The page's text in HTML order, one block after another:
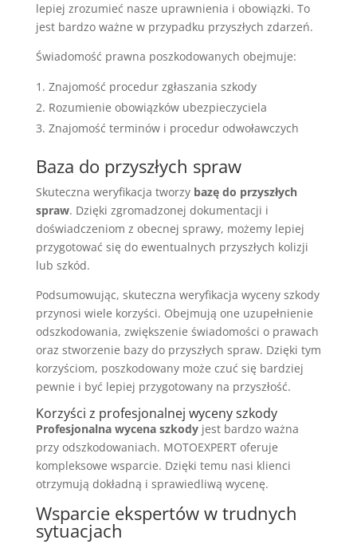
lepiej zrozumieć nasze uprawnienia i obowiązki. To
jest bardzo ważne w przypadku przyszłych zdarzeń.
Świadomość prawna poszkodowanych obejmuje:
Znajomość procedur zgłaszania szkody
Rozumienie obowiązków ubezpieczyciela
Znajomość terminów i procedur odwoławczych
Baza do przyszłych spraw
Skuteczna weryfikacja tworzy bazę do przyszłych
spraw. Dzięki zgromadzonej dokumentacji i
doświadczeniom z obecnej sprawy, możemy lepiej
przygotować się do ewentualnych przyszłych kolizji
lub szkód.
Podsumowując, skuteczna weryfikacja wyceny szkody
przynosi wiele korzyści. Obejmują one uzupełnienie
odszkodowania, zwiększenie świadomości o prawach
oraz stworzenie bazy do przyszłych spraw. Dzięki tym
korzyściom, poszkodowany może czuć się bardziej
pewnie i być lepiej przygotowany na przyszłość.
Korzyści z profesjonalnej wyceny szkody
Profesjonalna wycena szkodyjest bardzo ważna
przy odszkodowaniach. MOTOEXPERT oferuje
kompleksowe wsparcie. Dzięki temu nasi klienci
otrzymują dokładną i sprawiedliwą wycenę.
Wsparcie ekspertów w trudnych
sytuacjach